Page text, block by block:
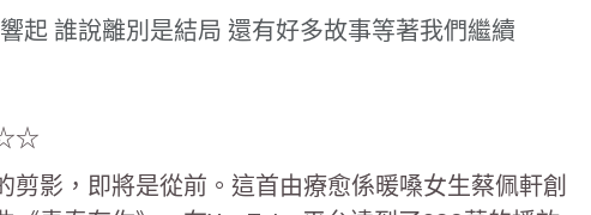
起 誰說離別是結局 還有好多故事等著我們繼續
剪影，即將是從前。這首由療愈係暖嗓女生蔡佩軒創